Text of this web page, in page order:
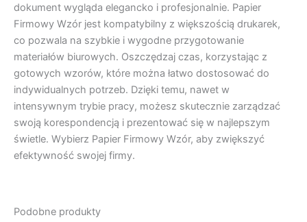
dokument wygląda elegancko i profesjonalnie. Papier
Firmowy Wzór jest kompatybilny z większością drukarek,
co pozwala na szybkie i wygodne przygotowanie
materiałów biurowych. Oszczędzaj czas, korzystając z
gotowych wzorów, które można łatwo dostosować do
indywidualnych potrzeb. Dzięki temu, nawet w
intensywnym trybie pracy, możesz skutecznie zarządzać
swoją korespondencją i prezentować się w najlepszym
świetle. Wybierz Papier Firmowy Wzór, aby zwiększyć
efektywność swojej firmy.
Podobne produkty